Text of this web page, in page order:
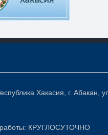
Хакасия, г. Абакан,
КРУГЛОСУТОЧНО